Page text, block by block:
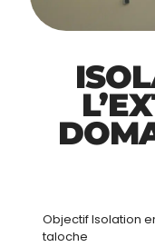
Objectif Isolation
taloche